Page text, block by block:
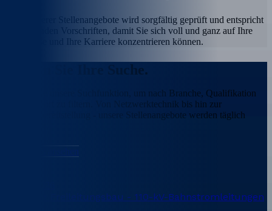
Jedes unserer Stellenangebote wird sorgfältig geprüft und entspricht
den geltenden Vorschriften, damit Sie sich voll und ganz auf Ihre
Ergebnisse und Ihre Karriere konzentrieren können.
Suche.
Nutzen Sie unsere Suchfunktion, um nach Branche, Qualifikation
und Standort zu filtern. Von Netzwerktechnik bis hin zur
Softwarebereitstellung - unsere Stellenangebote werden täglich
Bauleiter Freileitungsbau - 110-kV-Bahnstromleitungen